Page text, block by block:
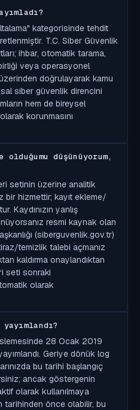
kategorisinde tehdit
T.C. Siber Güvenlik
ihbar, otomatik tarama,
veya operasyonel
doğrulayarak kamu
siber güvenlik direncini
hem de bireysel
korunmasını
düşünüyorum,
setinin üzerine analitik
bir hizmettir; kayıt ekleme/
Kaydınızın yanlış
resmi kaynak olan
(siberguvenlik.gov.tr)
temizlik talebi açmanız
kaldırma onaylandıktan
seti sonraki
olarak
28 Ocak 2019
Geriye dönük log
bu tarihi başlangıç
ancak göstergenin
olarak kullanılmaya
tarihinden önce olabilir, bu